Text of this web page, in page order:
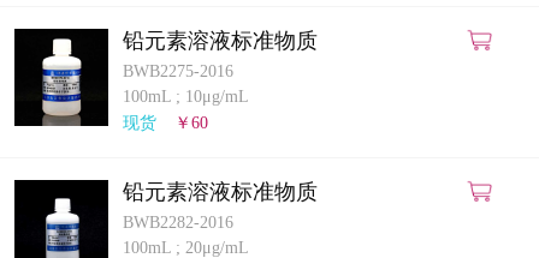
铅元素溶液标准物质
BWB2275-2016
100mL ; 10μg/mL
现货
￥60
铅元素溶液标准物质
BWB2282-2016
100mL ; 20μg/mL
购物车
会员中心
联系我们
返回主页